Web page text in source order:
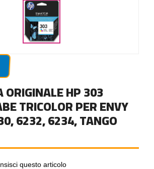
ORIGINALE HP 303
TRICOLOR PER ENVY
6232, 6234, TANGO
questo articolo